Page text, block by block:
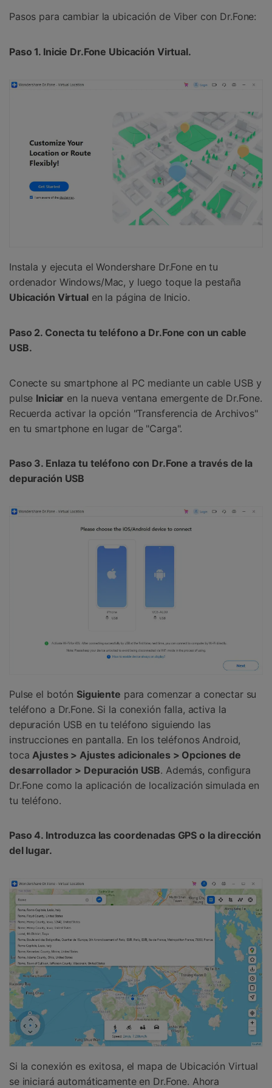
Pasos para cambiar la ubicación de Viber con Dr.Fone:
Paso 1. Inicie Dr.Fone Ubicación Virtual.
Instala y ejecuta el Wondershare Dr.Fone en tu
ordenador Windows/Mac, y luego toque la pestaña
Ubicación Virtualen la página de Inicio.
Paso 2. Conecta tu teléfono a Dr.Fone con un cable
USB.
Conecte su smartphone al PC mediante un cable USB y
pulse Iniciar en la nueva ventana emergente de Dr.Fone.
Recuerda activar la opción "Transferencia de Archivos"
en tu smartphone en lugar de "Carga".
Paso 3. Enlaza tu teléfono con Dr.Fone a través de la
depuración USB
Pulse el botón Siguiente para comenzar a conectar su
teléfono a Dr.Fone. Si la conexión falla, activa la
depuración USB en tu teléfono siguiendo las
instrucciones en pantalla. En los teléfonos Android,
toca Ajustes > Ajustes adicionales > Opciones de
desarrollador > Depuración USB. Además, configura
Dr.Fone como la aplicación de localización simulada en
tu teléfono.
Paso 4. Introduzca las coordenadas GPS o la dirección
del lugar.
Si la conexión es exitosa, el mapa de Ubicación Virtual
se iniciará automáticamente en Dr.Fone. Ahora